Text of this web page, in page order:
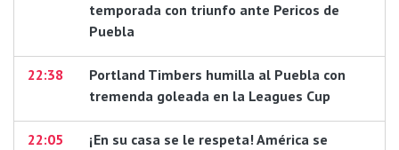
temporada con triunfo ante Pericos de
Puebla
22:38
Portland Timbers humilla al Puebla con
tremenda goleada en la Leagues Cup
22:05
¡En su casa se le respeta! América se